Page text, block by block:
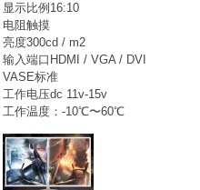
显示比例16:10
电阻触摸
亮度300cd / m2
输入端口HDMI / VGA / DVI
VASE标准
工作电压dc 11v-15v
工作温度：-10℃〜60℃